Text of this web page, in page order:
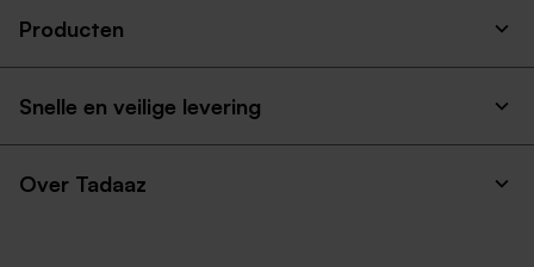
Producten
Snelle en veilige levering
Over Tadaaz